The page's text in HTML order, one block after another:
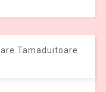
Tamaduitoare